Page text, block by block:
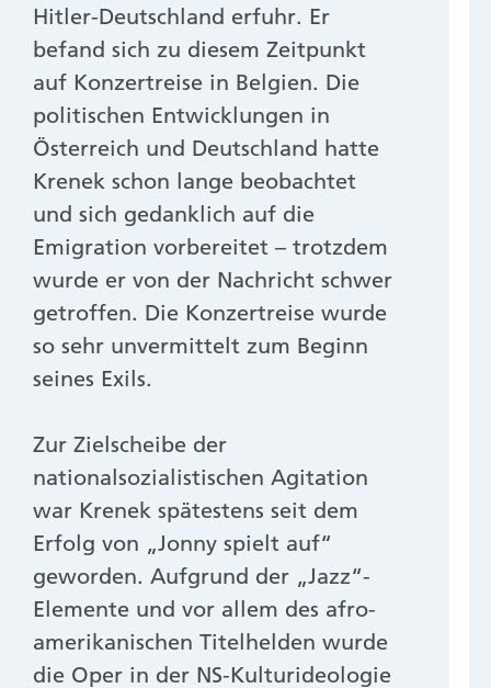
Hitler-Deutschland erfuhr. Er
befand sich zu diesem Zeitpunkt
auf Konzertreise in Belgien. Die
politischen Entwicklungen in
Österreich und Deutschland hatte
Krenek schon lange beobachtet
und sich gedanklich auf die
Emigration vorbereitet – trotzdem
wurde er von der Nachricht schwer
getroffen. Die Konzertreise wurde
so sehr unvermittelt zum Beginn
seines Exils.
Zur Zielscheibe der
nationalsozialistischen Agitation
war Krenek spätestens seit dem
Erfolg von „Jonny spielt auf“
geworden. Aufgrund der „Jazz“-
Elemente und vor allem des afro-
amerikanischen Titelhelden wurde
die Oper in der NS-Kulturideologie